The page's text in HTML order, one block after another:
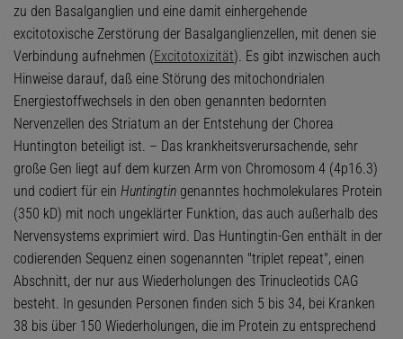
zu den Basalganglien und eine damit einhergehende
excitotoxische Zerstörung der Basalganglienzellen, mit denen sie
Verbindung aufnehmen (Excitotoxizität). Es gibt inzwischen auch
Hinweise darauf, daß eine Störung des mitochondrialen
Energiestoffwechsels in den oben genannten bedornten
Nervenzellen des Striatum an der Entstehung der Chorea
Huntington beteiligt ist. – Das krankheitsverursachende, sehr
große Gen liegt auf dem kurzen Arm von Chromosom 4 (4p16.3)
und codiert für ein Huntingtin genanntes hochmolekulares Protein
(350 kD) mit noch ungeklärter Funktion, das auch außerhalb des
Nervensystems exprimiert wird. Das Huntingtin-Gen enthält in der
codierenden Sequenz einen sogenannten "triplet repeat", einen
Abschnitt, der nur aus Wiederholungen des Trinucleotids CAG
besteht. In gesunden Personen finden sich 5 bis 34, bei Kranken
38 bis über 150 Wiederholungen, die im Protein zu entsprechend